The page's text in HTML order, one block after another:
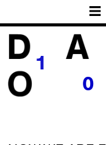
1
0